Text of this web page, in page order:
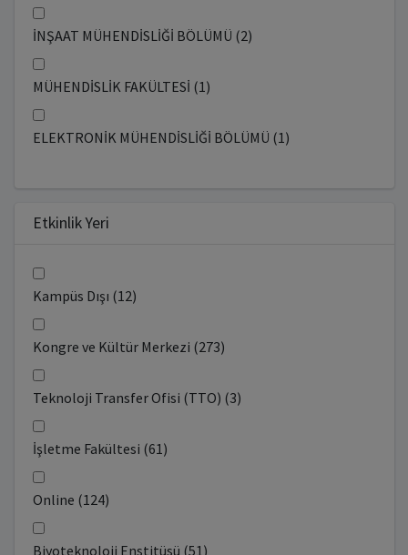
İNŞAAT MÜHENDİSLİĞİ BÖLÜMÜ (2)
MÜHENDİSLİK FAKÜLTESİ (1)
ELEKTRONİK MÜHENDİSLİĞİ BÖLÜMÜ (1)
Etkinlik Yeri
Kampüs Dışı (12)
Kongre ve Kültür Merkezi (273)
Teknoloji Transfer Ofisi (TTO) (3)
İşletme Fakültesi (61)
Online (124)
Biyoteknoloji Enstitüsü (51)